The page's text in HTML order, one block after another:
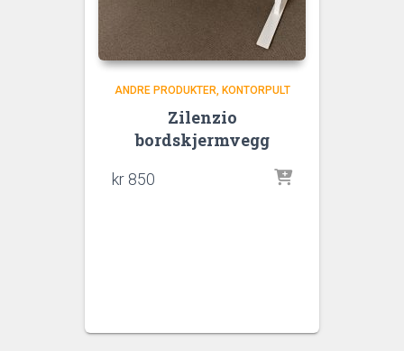
ANDRE PRODUKTER KONTORPULT
Zilenzio
bordskjermvegg
kr 850